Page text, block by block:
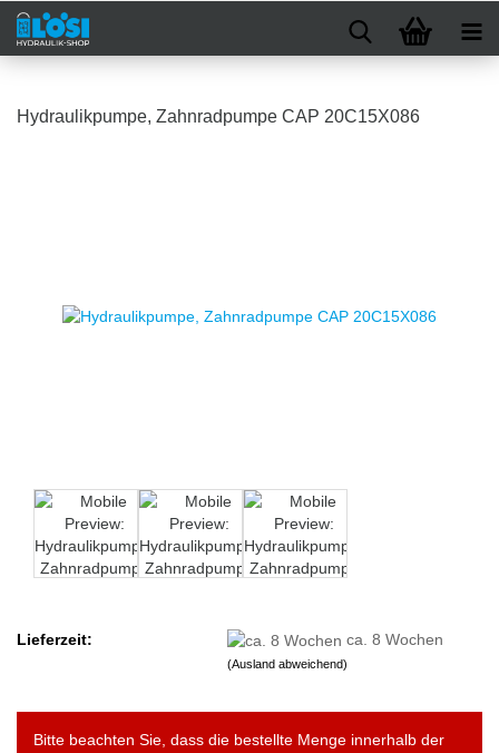
Hydraulikpumpe, Zahnradpumpe CAP 20C15X086
Lieferzeit: ca. 8 Wochen
(Ausland abweichend)
Bitte beachten Sie, dass die bestellte Menge innerhalb der